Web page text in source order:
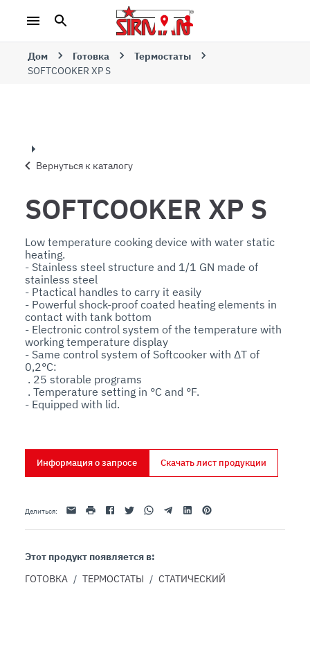
Дом Готовка
Термостаты
SOFTCOOKER XP S
Вернуться к каталогу
SOFTCOOKER XP S
Low temperature cooking device with water static
heating.
- Stainless steel structure and 1/1 GN made of
stainless steel
- Ptactical handles to carry it easily
- Powerful shock-proof coated heating elements in
contact with tank bottom
- Electronic control system of the temperature with
working temperature display
- Same control system of Softcooker with ΔT of
0,2°C:
- Equipped with lid.
Информация о запросе Скачать лист продукции
Делиться: Эл. адресРаспечататьFacebookTwitterWhatsappTelegramLinkedinPinterest
Этот продукт появляется в:
ГОТОВКА / ТЕРМОСТАТЫ / СТАТИЧЕСКИЙ